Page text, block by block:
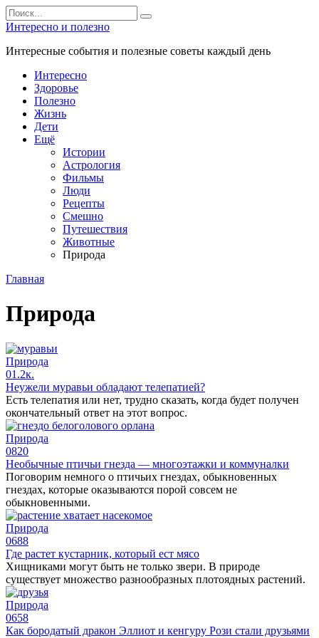
Перейти
к
контенту
Search
for:
Интересно и полезно
Интересные события и полезные советы каждый день
Интересно
Здоровье
Полезно
Жизнь
Дети
Ещё
Истории
Астрология
Фильмы
Люди
Рецепты
Смешно
Путешествия
Животные
Природа
Главная
Природа
Природа
01.2к.
Неужели муравьи обладают телепатией?
Есть телепатия или нет, трудно сказать, когда будет получен
окончательный ответ на этот вопрос.
Природа
0820
Необычные птичьи гнезда — многоэтажки и коммуналки
Поговорим немного о птичьих гнездах, обыкновенных
гнездах, которые оказываются порой совсем не
обыкновенными.
Природа
0688
Где растет кустарник, который ест мясо
Хищниками могут быть не только звери. В природе
существует множество разнообразных плотоядных растений.
Природа
0658
Как бородатый дракон Эллиот и кенгуру Рози стали друзьями